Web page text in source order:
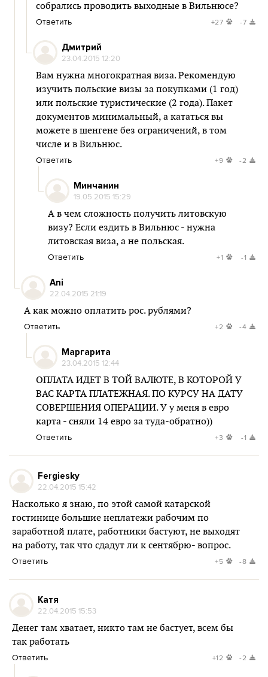
собрались проводить выходные в Вильнюсе?
Ответить +27 -7
Дмитрий
23.04.2015 12:20
Вам нужна многократная виза. Рекомендую
изучить польские визы за покупками (1 год)
или польские туристические (2 года). Пакет
документов минимальный, а кататься вы
можете в шенгене без ограничений, в том
числе и в Вильнюс.
Ответить +9 -2
Минчанин
19.05.2015 15:29
А в чем сложность получить литовскую
визу? Если ездить в Вильнюс - нужна
литовская виза, а не польская.
Ответить +1 -1
Ani
22.04.2015 21:19
А как можно оплатить рос. рублями?
Ответить +2 -4
Маргарита
23.04.2015 12:44
ОПЛАТА ИДЕТ В ТОЙ ВАЛЮТЕ, В КОТОРОЙ У
ВАС КАРТА ПЛАТЕЖНАЯ. ПО КУРСУ НА ДАТУ
СОВЕРШЕНИЯ ОПЕРАЦИИ. У у меня в евро
карта - сняли 14 евро за туда-обратно))
Ответить +3 -1
Fergiesky
22.04.2015 15:42
Насколько я знаю, по этой самой катарской
гостинице большие неплатежи рабочим по
заработной плате, работники бастуют, не выходят
на работу, так что сдадут ли к сентябрю- вопрос.
Ответить +5 -8
Катя
22.04.2015 15:53
Денег там хватает, никто там не бастует, всем бы
так работать
Ответить +12 -2